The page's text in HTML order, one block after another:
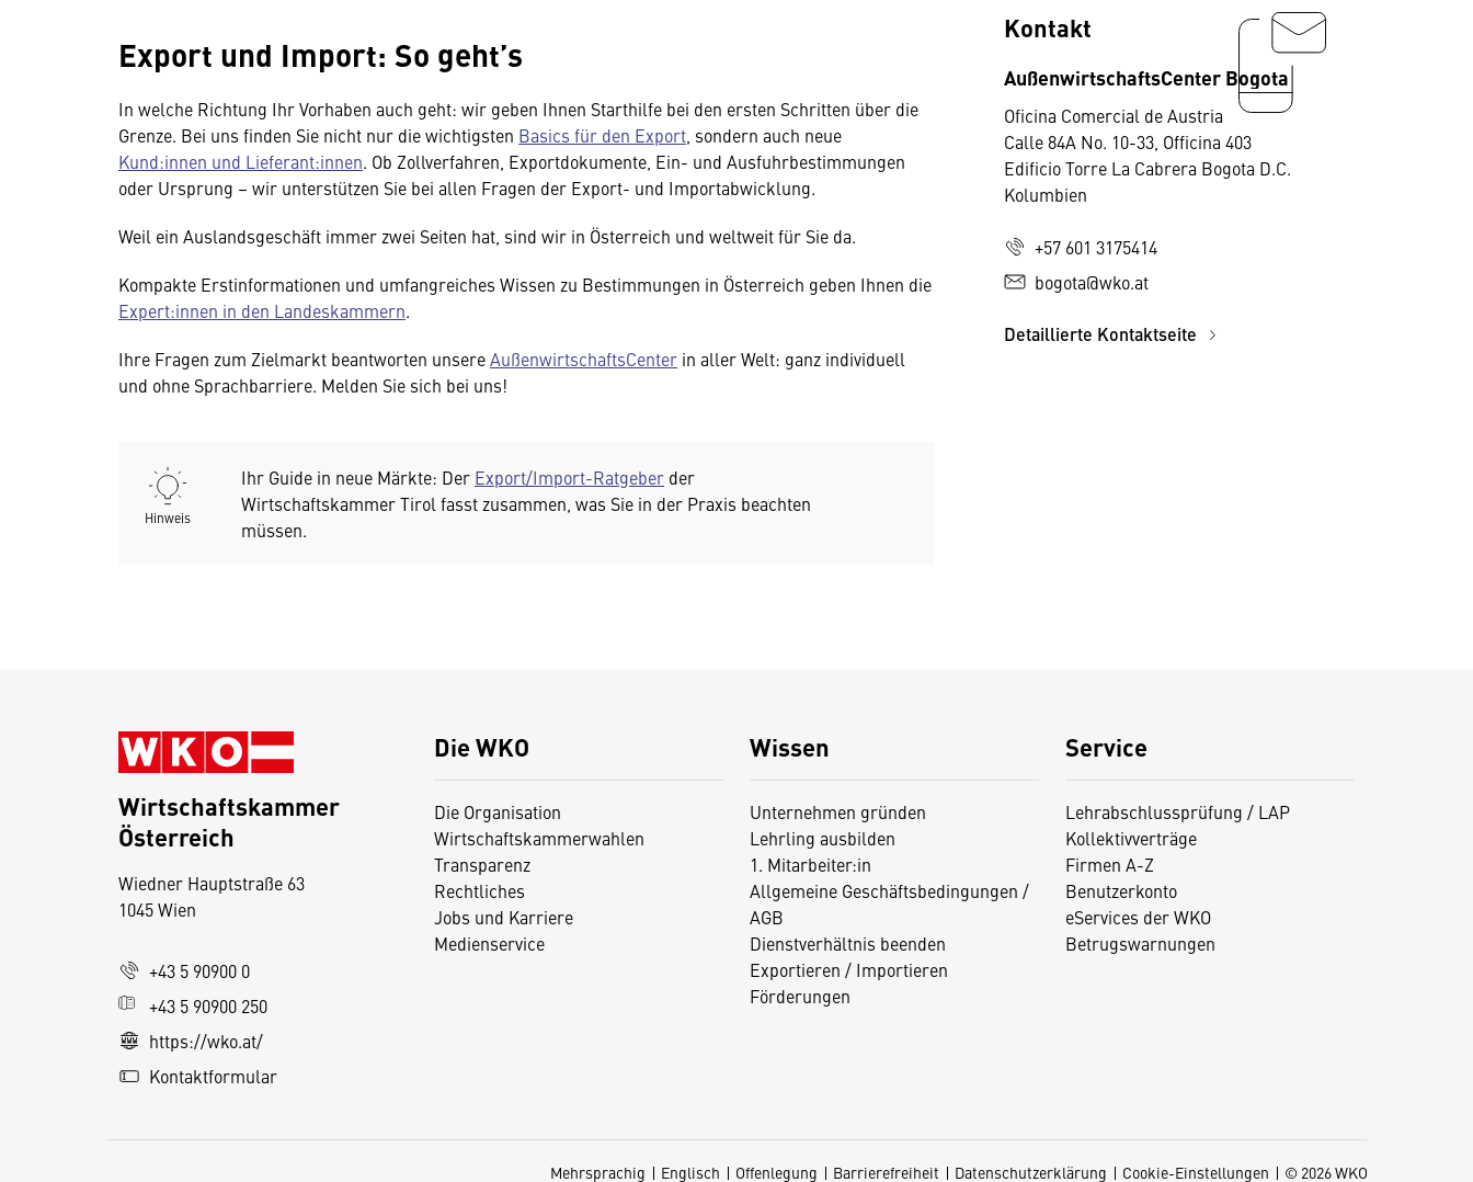
Export und Import: So geht’s
In welche Richtung Ihr Vorhaben auch geht: wir geben Ihnen Starthilfe bei den ersten Schritten über die
Grenze. Bei uns finden Sie nicht nur die wichtigsten Basics für den Export , sondern auch neue
Kund:innen und Lieferant:innen. Ob Zollverfahren, Exportdokumente, Ein- und Ausfuhrbestimmungen
oder Ursprung – wir unterstützen Sie bei allen Fragen der Export- und Importabwicklung.
Weil ein Auslandsgeschäft immer zwei Seiten hat, sind wir in Österreich und weltweit für Sie da.
Kompakte Erstinformationen und umfangreiches Wissen zu Bestimmungen in Österreich geben Ihnen die
Expert:innen in den Landeskammern.
Ihre Fragen zum Zielmarkt beantworten unsereAußenwirtschaftsCenter in aller Welt: ganz individuell
und ohne Sprachbarriere. Melden Sie sich bei uns!
Hinweis
Ihr Guide in neue Märkte: Der Export/Import-Ratgeber der
Wirtschaftskammer Tirol fasst zusammen, was Sie in der Praxis beachten
müssen.
Kontakt
AußenwirtschaftsCenter Bogota
Oficina Comercial de Austria
Calle 84A No. 10-33, Officina 403
Edificio Torre La Cabrera Bogota D.C.
Kolumbien
+57 601 3175414
bogota@wko.at
Detaillierte Kontaktseite
Die WKO
Die Organisation
Wirtschaftskammerwahlen
Transparenz
Rechtliches
Jobs und Karriere
Medienservice
Wissen
Unternehmen gründen
Lehrling ausbilden
1. Mitarbeiter:in
Allgemeine Geschäftsbedingungen /
AGB
Dienstverhältnis beenden
Exportieren / Importieren
Förderungen
Service
Lehrabschlussprüfung / LAP
Kollektivverträge
Firmen A-Z
Benutzerkonto
eServices der WKO
Betrugswarnungen
Wirtschaftskammer
Österreich
Wiedner Hauptstraße 63
1045 Wien
+43 5 90900 0
+43 5 90900 250
https://wko.at/
Kontaktformular
Mehrsprachig Englisch Offenlegung Barrierefreiheit Datenschutzerklärung Cookie-Einstellungen © 2026 WKO